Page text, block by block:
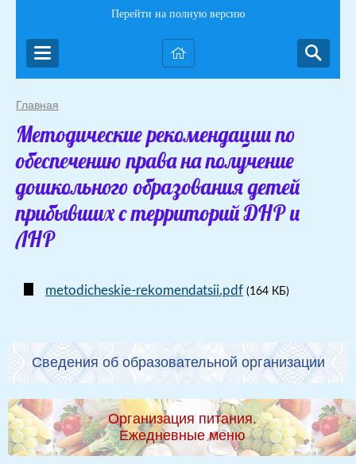
Перейти на полную версию
Главная
Методические рекомендации по
обеспечению права на получение
дошкольного образования детей
прибывших с территорий ДНР и
ЛНР
metodicheskie-rekomendatsii.pdf (164 КБ)
Сведения об образовательной организации
Организация питания.
Ежедневные меню